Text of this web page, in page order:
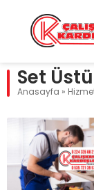
Set
Anasayfa »